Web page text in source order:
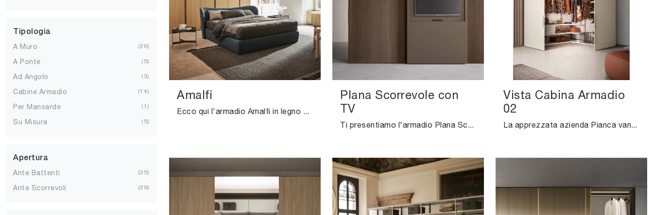
Tipologia
A Muro 26
A Ponte 5
Ad Angolo 3
Cabine Armadio 14
Per Mansarde 1
Su Misura 5
Apertura
Ante Battenti 25
Ante Scorrevoli 29
Amalfi
Ecco qui l'armadio Amalfi in legno di Pianca! Una ricca gamma di armadi a muro con ante battenti.
Plana Scorrevole con
TV
Ti presentiamo l'armadio Plana Scorrevole con TV in melaminico di Pianca! Una ricca gamma di armadi a muro con ante scorrevoli.
Vista Cabina Armadio
02
La apprezzata azienda Pianca vanta una eterogenea produzione di Armadi cabine armadio con ante scorrevoli, caratterizzati da design unico e ...